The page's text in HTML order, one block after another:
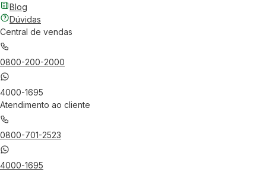
Blog
Dúvidas
Central de vendas
0800-200-2000
4000-1695
Atendimento ao cliente
0800-701-2523
4000-1695